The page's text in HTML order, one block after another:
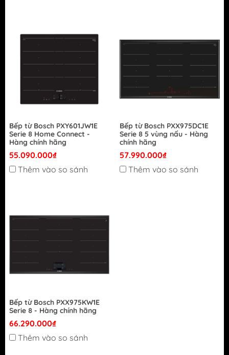
Bếp từ Bosch PXY601JW1E
Serie 8 Home Connect -
Hàng chính hãng
55.090.000₫
Thêm vào so sánh
Bếp từ Bosch PXX975DC1E
Serie 8 5 vùng nấu - Hàng
chính hãng
57.990.000₫
Thêm vào so sánh
Bếp từ Bosch PXX975KW1E
Serie 8 - Hàng chính hãng
66.290.000₫
Thêm vào so sánh